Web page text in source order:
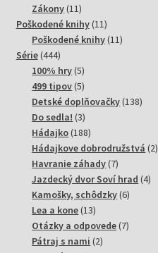
Zákony 1111
produktov
Poškodené knihy 1111
produktov
Poškodené knihy 1111
Série 444444
produktov
100% hry 55
produktov
499 tipov 55
produktov
Detské doplňovačky 138138
Do sedla! 33
produkty
Hádajko 188188
produktov
Hádajkove dobrodružstvá 22
Havranie záhady 77
produktov
Jazdecký dvor Soví hrad 44
Kamošky, schôdzky 66
Lea a kone 1313
produktov
Otázky a odpovede 77
Pátraj s nami 22